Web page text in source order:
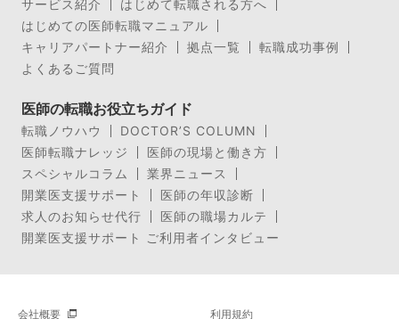
サービス紹介
はじめて転職される方へ
はじめての医師転職マニュアル
キャリアパートナー紹介
拠点一覧
転職成功事例
よくあるご質問
医師の転職お役立ちガイド
転職ノウハウ
DOCTOR’S COLUMN
医師転職ナレッジ
医師の現場と働き方
スペシャルコラム
業界ニュース
開業医支援サポート
医師の年収診断
求人のお知らせ代行
医師の職場カルテ
開業医支援サポート ご利用者インタビュー
会社概要 利用規約